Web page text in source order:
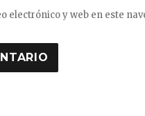
electrónico y web en este